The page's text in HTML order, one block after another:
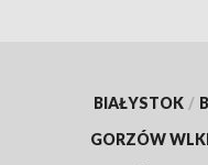
BIAŁYSTOK /
GORZÓW